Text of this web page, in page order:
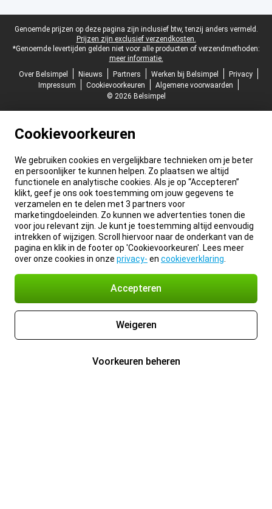
Juridische voettekst
Genoemde prijzen op deze pagina zijn inclusief btw, tenzij anders vermeld.
Prijzen zijn exclusief verzendkosten.
*Genoemde levertijden gelden niet voor alle producten of verzendmethoden:
meer informatie.
Over Belsimpel
Nieuws Partners Werken bij Belsimpel
Privacy
Impressum
Cookievoorkeuren
Algemene voorwaarden
© 2026 Belsimpel
Cookievoorkeuren
We gebruiken cookies en vergelijkbare technieken om je beter
en persoonlijker te kunnen helpen. Zo plaatsen we altijd
functionele en analytische cookies. Als je op “Accepteren”
klikt, geef je ons ook toestemming om jouw gegevens te
verzamelen en te delen met 3 partners voor
marketingdoeleinden. Zo kunnen we advertenties tonen die
voor jou relevant zijn. Je kunt je toestemming altijd eenvoudig
intrekken of wijzigen. Scroll hiervoor naar de onderkant van de
pagina en klik in de footer op 'Cookievoorkeuren'. Lees meer
over onze cookies in onze privacy- en cookieverklaring
Accepteren
Weigeren
Voorkeuren beheren